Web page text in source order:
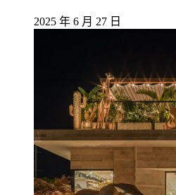
2025 年 6 月 27 日